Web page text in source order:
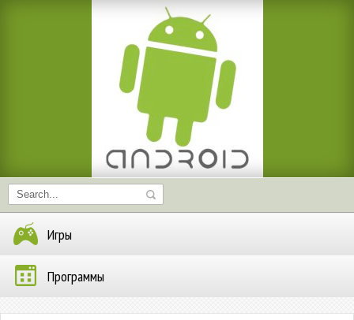
Игры
Программы